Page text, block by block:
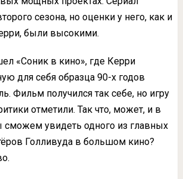
сезона, но оценки у него, как и
были высокими.
«Соник в кино», где Керри
для себя образца 90-х годов
Фильм получился так себе, но игру
отметили. Так что, может, и в
увидеть одного из главных
Голливуда в большом кино?